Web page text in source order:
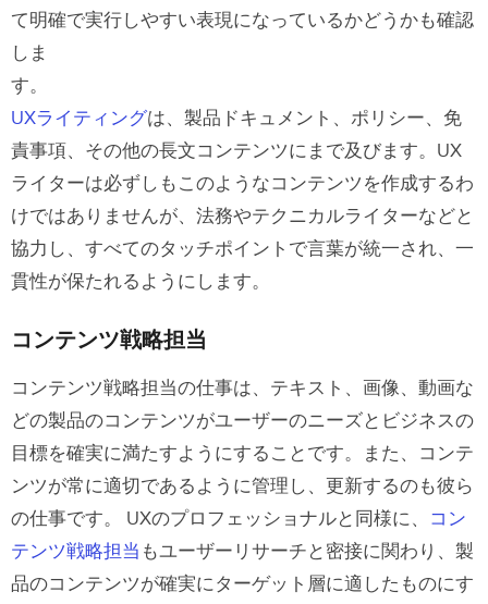
て明確で実行しやすい表現になっているかどうかも確認
しま
す。
UXライティングは、製品ドキュメント、ポリシー、免
責事項、その他の長文コンテンツにまで及びます。UX
ライターは必ずしもこのようなコンテンツを作成するわ
けではありませんが、法務やテクニカルライターなどと
協力し、すべてのタッチポイントで言葉が統一され、一
貫性が保たれるようにします。
コンテンツ戦略担当
コンテンツ戦略担当の仕事は、テキスト、画像、動画な
どの製品のコンテンツがユーザーのニーズとビジネスの
目標を確実に満たすようにすることです。また、コンテ
ンツが常に適切であるように管理し、更新するのも彼ら
の仕事です。
UXのプロフェッショナルと同様に、 コン
テンツ戦略担当 もユーザーリサーチと密接に関わり、製
品のコンテンツが確実にターゲット層に適したものにす